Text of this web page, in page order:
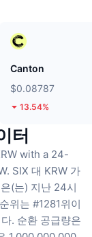
Canton
$0.08787
13.54%
터
with a 24-
SIX 대 KRW 가
(는) 지난 24시
위는 #1281위이
. 순환 공급량은